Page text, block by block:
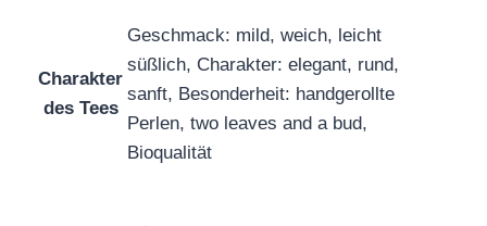
Charakter
des Tees
Geschmack: mild, weich, leicht
süßlich, Charakter: elegant, rund,
sanft, Besonderheit: handgerollte
Perlen, two leaves and a bud,
Bioqualität